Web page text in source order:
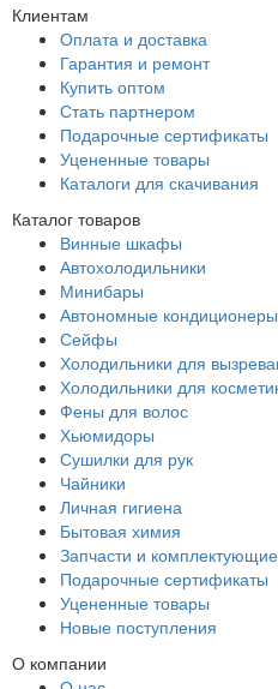
Клиентам
Оплата и доставка
Гарантия и ремонт
Купить оптом
Стать партнером
Подарочные сертификаты
Уцененные товары
Каталоги для скачивания
Каталог товаров
Винные шкафы
Автохолодильники
Минибары
Автономные кондиционеры
Сейфы
Холодильники для
Холодильники для
Фены для волос
Хьюмидоры
Сушилки для рук
Чайники
Личная гигиена
Бытовая химия
Запчасти и комплектующие
Подарочные сертификаты
Уцененные товары
Новые поступления
О компании